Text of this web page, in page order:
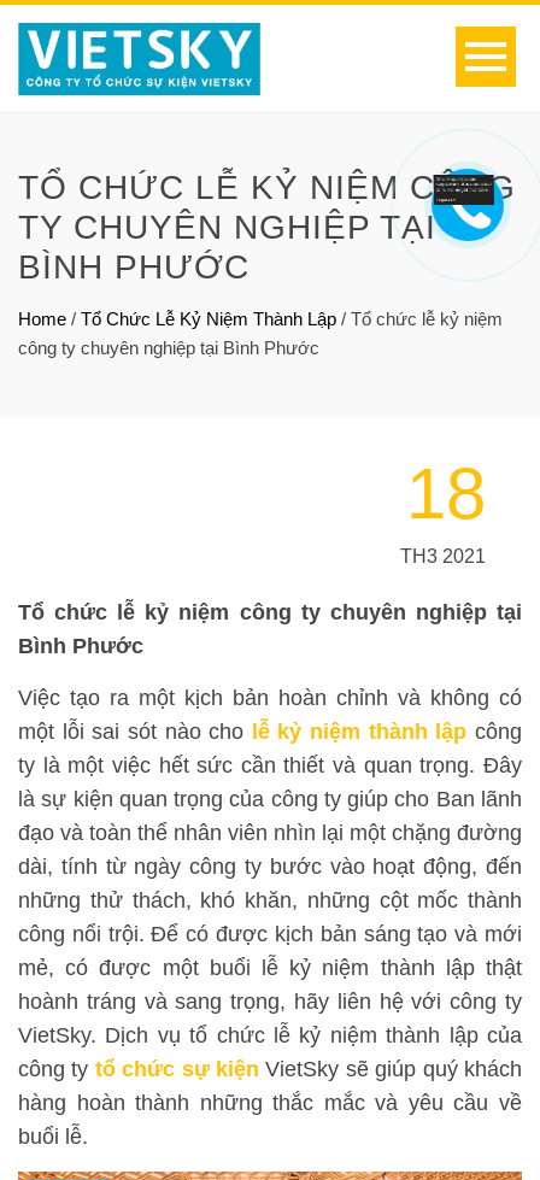
TỔ CHỨC LỄ KỶ NIỆM CÔNG
TY CHUYÊN NGHIỆP TẠI
BÌNH PHƯỚC
Home / Tổ Chức Lễ Kỷ Niệm Thành Lập / Tổ chức lễ kỷ niệm
công ty chuyên nghiệp tại Bình Phước
18
TH3 2021
Tổ chức lễ kỷ niệm công ty chuyên nghiệp tại
Bình Phước
Việc tạo ra một kịch bản hoàn chỉnh và không có
một lỗi sai sót nào cho lễ kỷ niệm thành lập công
ty là một việc hết sức cần thiết và quan trọng. Đây
là sự kiện quan trọng của công ty giúp cho Ban lãnh
đạo và toàn thể nhân viên nhìn lại một chặng đường
dài, tính từ ngày công ty bước vào hoạt động, đến
những thử thách, khó khăn, những cột mốc thành
công nổi trội. Để có được kịch bản sáng tạo và mới
mẻ, có được một buổi lễ kỷ niệm thành lập thật
hoành tráng và sang trọng, hãy liên hệ với công ty
VietSky. Dịch vụ tổ chức lễ kỷ niệm thành lập của
công ty tổ chức sự kiện VietSky sẽ giúp quý khách
hàng hoàn thành những thắc mắc và yêu cầu về
buổi lễ.